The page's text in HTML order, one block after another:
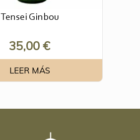
Tensei Ginbou
35,00€
LEER MÁS